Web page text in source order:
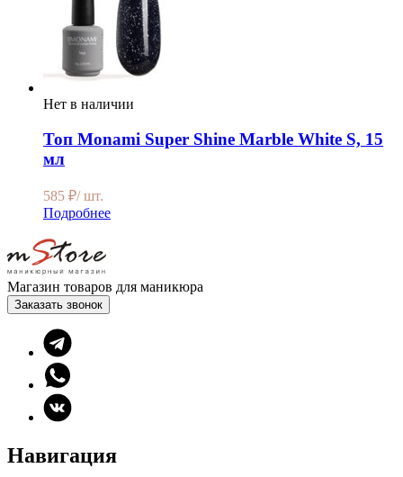
Нет в наличии
Топ Monami Super Shine Marble White S, 15
мл
585 ₽/ шт.
Подробнее
Магазин товаров для маникюра
Заказать звонок
Навигация